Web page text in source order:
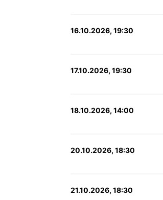
16.10.2026, 19:30
17.10.2026, 19:30
18.10.2026, 14:00
20.10.2026, 18:30
21.10.2026, 18:30